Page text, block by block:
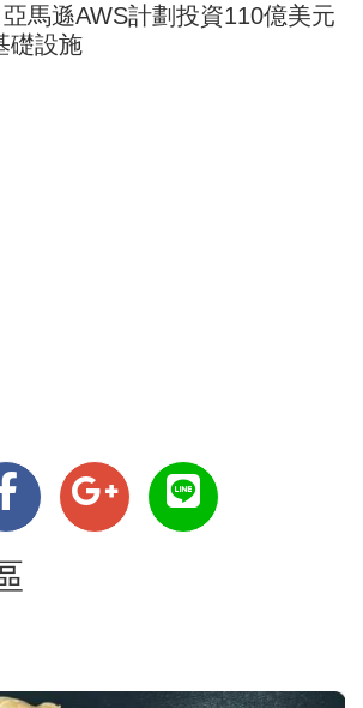
亞馬遜AWS計劃投資110億美元
礎設施